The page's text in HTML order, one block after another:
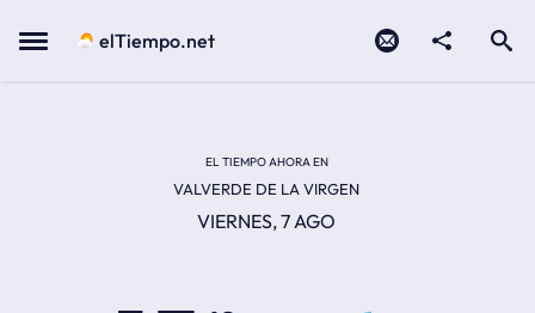
Menu elTiempo.net
EL TIEMPO AHORA EN
VALVERDE DE LA VIRGEN
VIERNES, 7 AGO